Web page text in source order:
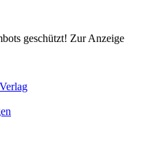
geschützt! Zur Anzeige